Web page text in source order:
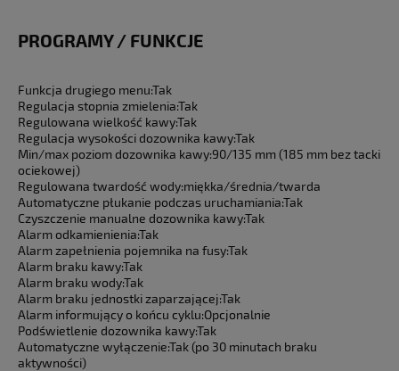
PROGRAMY / FUNKCJE
Funkcja drugiego menu:Tak
Regulacja stopnia zmielenia:Tak
Regulowana wielkość kawy:Tak
Regulacja wysokości dozownika kawy:Tak
Min/max poziom dozownika kawy:90/135 mm (185 mm bez tacki
ociekowej)
Regulowana twardość wody:miękka/średnia/twarda
Automatyczne płukanie podczas uruchamiania:Tak
Czyszczenie manualne dozownika kawy:Tak
Alarm odkamienienia:Tak
Alarm zapełnienia pojemnika na fusy:Tak
Alarm braku kawy:Tak
Alarm braku wody:Tak
Alarm braku jednostki zaparzającej:Tak
Alarm informujący o końcu cyklu:Opcjonalnie
Podświetlenie dozownika kawy:Tak
Automatyczne wyłączenie:Tak (po 30 minutach braku
aktywności)